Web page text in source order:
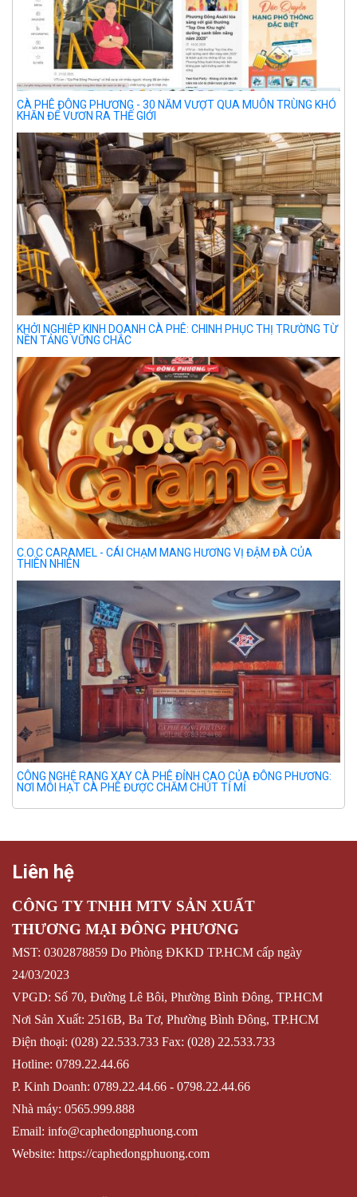
CÀ PHÊ ĐÔNG PHƯƠNG - 30 NĂM VƯỢT QUA MUÔN TRÙNG KHÓ
KHĂN ĐỂ VƯƠN RA THẾ GIỚI
KHỞI NGHIỆP KINH DOANH CÀ PHÊ: CHINH PHỤC THỊ TRƯỜNG TỪ
NỀN TẢNG VỮNG CHẮC
C.O.C CARAMEL - CÁI CHẠM MANG HƯƠNG VỊ ĐẬM ĐÀ CỦA
THIÊN NHIÊN
CÔNG NGHỆ RANG XAY CÀ PHÊ ĐỈNH CAO CỦA ĐÔNG PHƯƠNG:
NƠI MỖI HẠT CÀ PHÊ ĐƯỢC CHĂM CHÚT TỈ MỈ
Liên hệ
CÔNG TY TNHH MTV SẢN XUẤT
THƯƠNG MẠI ĐÔNG PHƯƠNG
MST: 0302878859 Do Phòng ĐKKD TP.HCM cấp ngày
24/03/2023
VPGD: Số 70, Đường Lê Bôi, Phường Bình Đông, TP.HCM
Nơi Sản Xuất: 2516B, Ba Tơ, Phường Bình Đông, TP.HCM
Điện thoại: (028) 22.533.733 Fax: (028) 22.533.733
Hotline: 0789.22.44.66
P. Kinh Doanh: 0789.22.44.66 - 0798.22.44.66
Nhà máy: 0565.999.888
Email: info@caphedongphuong.com
Website: https://caphedongphuong.com